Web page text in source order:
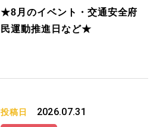
★8月のイベント・交通安全府
民運動推進日など★
投稿日 2026.07.31